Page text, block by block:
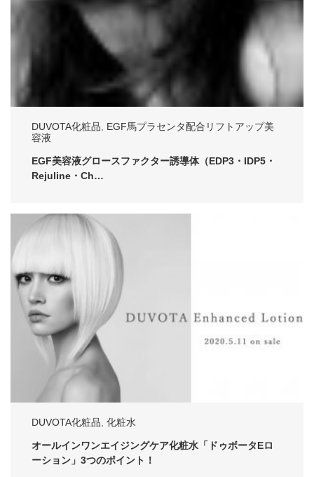
DUVOTA化粧品
EGF馬プラセンタ配合リフトアップ美
容液
EGF美容液グロースファクター誘導体（EDP3・IDP5・
Rejuline・Ch…
DUVOTA化粧品, 化粧水
オールインワンエイジングケア化粧水「ドゥボータEロ
ーション」3つのポイント！